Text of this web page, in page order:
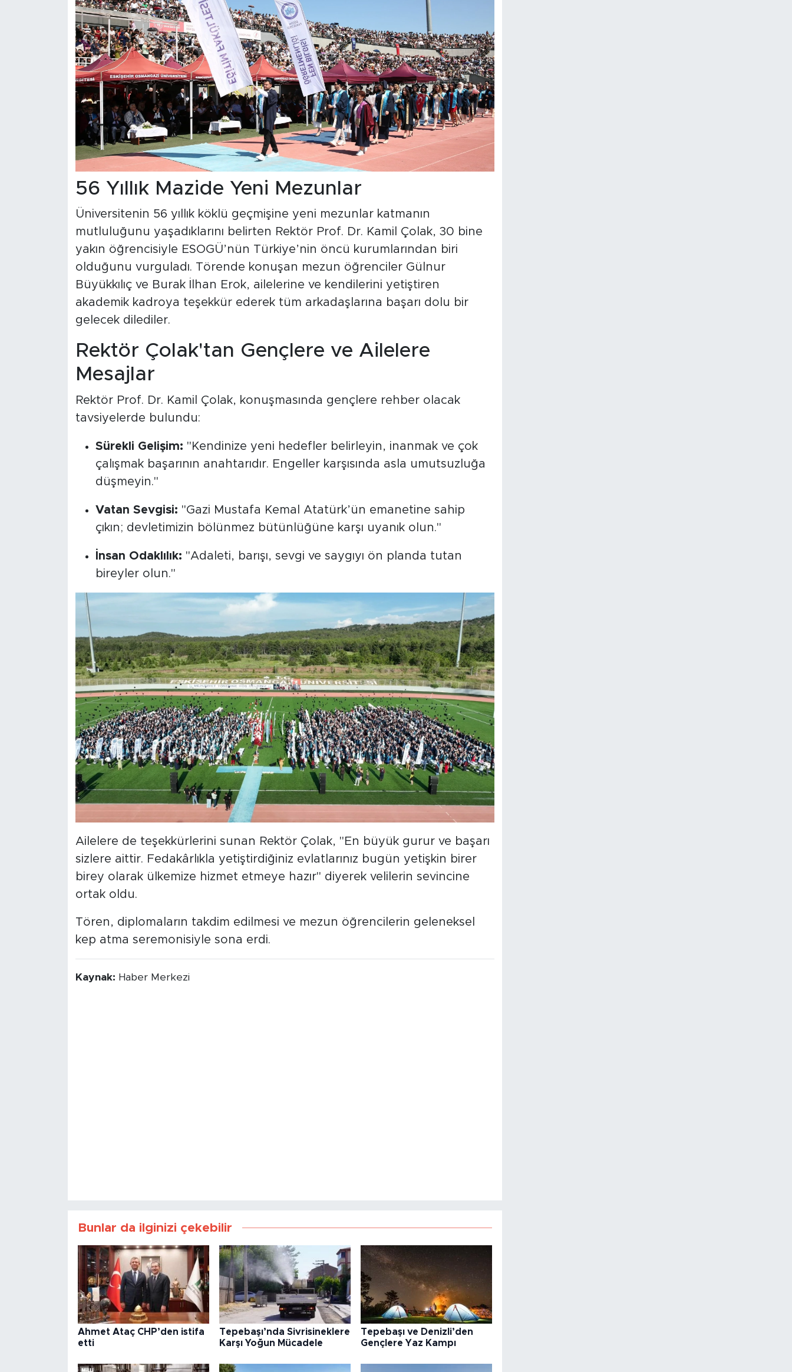
56 Yıllık Mazide Yeni Mezunlar
Üniversitenin 56 yıllık köklü geçmişine yeni mezunlar katmanın
mutluluğunu yaşadıklarını belirten Rektör Prof. Dr. Kamil Çolak, 30 bine
yakın öğrencisiyle ESOGÜ’nün Türkiye’nin öncü kurumlarından biri
olduğunu vurguladı. Törende konuşan mezun öğrenciler Gülnur
Büyükkılıç ve Burak İlhan Erok, ailelerine ve kendilerini yetiştiren
akademik kadroya teşekkür ederek tüm arkadaşlarına başarı dolu bir
gelecek dilediler.
Rektör Çolak'tan Gençlere ve Ailelere
Mesajlar
Rektör Prof. Dr. Kamil Çolak, konuşmasında gençlere rehber olacak
tavsiyelerde bulundu:
Sürekli Gelişim: "Kendinize yeni hedefler belirleyin, inanmak ve çok
çalışmak başarının anahtarıdır. Engeller karşısında asla umutsuzluğa
düşmeyin."
Vatan Sevgisi: "Gazi Mustafa Kemal Atatürk’ün emanetine sahip
çıkın; devletimizin bölünmez bütünlüğüne karşı uyanık olun."
İnsan Odaklılık: "Adaleti, barışı, sevgi ve saygıyı ön planda tutan
bireyler olun."
Ailelere de teşekkürlerini sunan Rektör Çolak, "En büyük gurur ve başarı
sizlere aittir. Fedakârlıkla yetiştirdiğiniz evlatlarınız bugün yetişkin birer
birey olarak ülkemize hizmet etmeye hazır" diyerek velilerin sevincine
ortak oldu.
Tören, diplomaların takdim edilmesi ve mezun öğrencilerin geleneksel
kep atma seremonisiyle sona erdi.
Kaynak: Haber Merkezi
Bunlar da ilginizi çekebilir
Ahmet Ataç CHP’den istifa
etti
Tepebaşı’nda Sivrisineklere
Karşı Yoğun Mücadele
Tepebaşı ve Denizli’den
Gençlere Yaz Kampı